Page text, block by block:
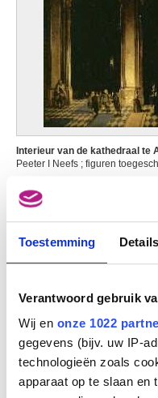
Toestemming Details
Verantwoord gebruik
Wij en onze 1022
gegevens (bijv. uw IP-
technologieën zoals
apparaat op te slaan en
Interieur van de kathedraal te
Peeter I Neefs ; figuren